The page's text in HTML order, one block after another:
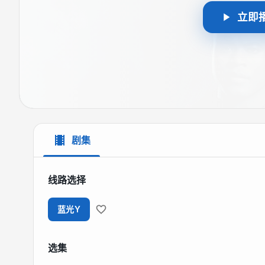
立即
剧集
线路选择
蓝光Y
选集